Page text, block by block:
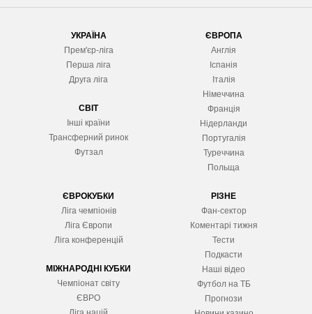
УКРАЇНА
Прем'єр-ліга
Перша ліга
Друга ліга
СВІТ
Інші країни
Трансферний ринок
Футзал
ЄВРОПА
Англія
Іспанія
Італія
Німеччина
Франція
Нідерланди
Португалія
Туреччина
Польща
ЄВРОКУБКИ
Ліга чемпіонів
Ліга Європи
Ліга конференцій
МІЖНАРОДНІ КУБКИ
Чемпіонат світу
ЄВРО
РІЗНЕ
Фан-сектор
Коментарі тижня
Тести
Подкасти
Наші відео
Футбол на ТБ
Прогнози